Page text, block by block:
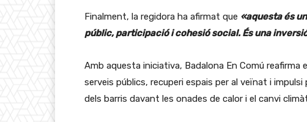
Finalment, la regidora ha afirmat que «aquesta és
públic, participació i cohesió social. És una
Amb aquesta iniciativa, Badalona En Comú
serveis públics, recuperi espais per al veïnat i
dels barris davant les onades de calor i el canvi